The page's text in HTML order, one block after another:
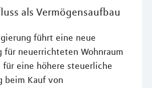
als Vermögensaufbau
führt eine neue
für neuerrichteten Wohnraum
für eine höhere steuerliche
beim Kauf von